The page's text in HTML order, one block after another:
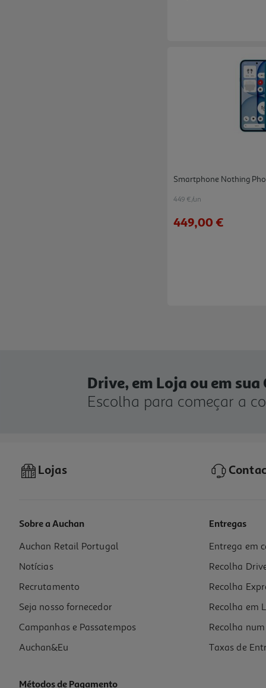
Smartphone Nothing
449 €/un
449,00 €
Drive, em Loja ou em sua
Escolha para começar a
Lojas
Sobre a Auchan
Auchan Retail Portugal
Notícias
Recrutamento
Seja nosso fornecedor
Campanhas e Passatempos
Auchan&Eu
Entregas
Entrega em
Recolha
Recolha
Recolha em
Recolha
Taxas de
Métodos de Pagamento